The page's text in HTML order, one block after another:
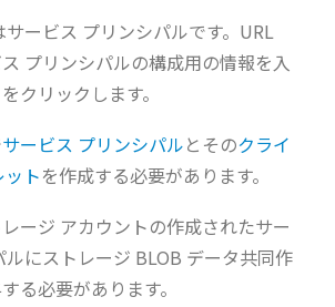
ービス プリンシパルです。URL
プリンシパルの構成用の情報を入
クリックします。
サービス プリンシパルとそのクライ
トを作成する必要があります。
ージ アカウントの作成されたサー
ルにストレージ BLOB データ共同作
る必要があります。